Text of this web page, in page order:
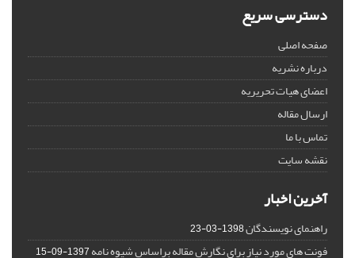
دسترسی سریع
صفحه اصلی
درباره نشریه
اعضای هیات تحریریه
ارسال مقاله
تماس با ما
نقشه سایت
آخرین اخبار
راهنمای نویسندگان1398-03-23
فونت های مورد نیاز برای نگارش مقاله براساس شیوه نامه1397-09-15